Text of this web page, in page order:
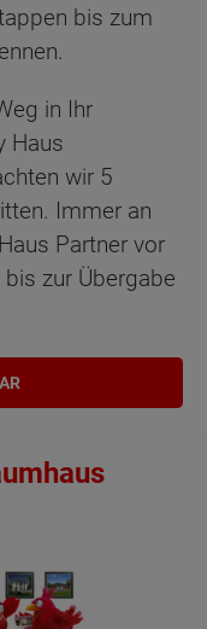
bis zum
in Ihr
Haus
wir 5
Immer an
Partner vor
zur Übergabe